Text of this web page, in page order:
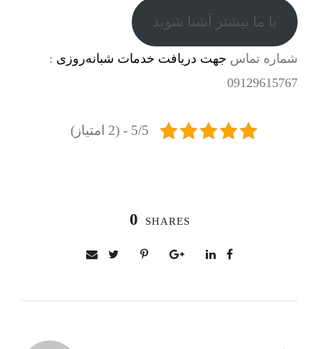
با ما بیشتر آشنا شوید
شماره تماس جهت دریافت خدمات شبانه‌روزی :
09129615767
5/5 - (2 امتیاز)
0 SHARES